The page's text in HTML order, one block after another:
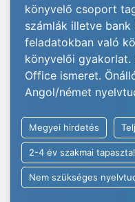
könyvelő csoport
számlák illetve bank
feladatokban való
könyvelői gyakorlat.
Office ismeret.
Angol/német
Megyei hirdetés
2-4 év szakmai
Nem szükséges